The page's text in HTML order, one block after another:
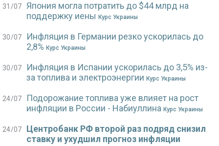
31/07
Япония могла потратить до $44 млрд на
поддержку иены Курс Украины
30/07
Инфляция в Германии резко ускорилась до
2,8% Курс Украины
30/07
Инфляция в Испании ускорилась до 3,5% из-
за топлива и электроэнергии Курс Украины
24/07
Подорожание топлива уже влияет на рост
инфляции в России - Набиуллина Курс Украины
24/07
Центробанк РФ второй раз подряд снизил
ставку и ухудшил прогноз инфляции